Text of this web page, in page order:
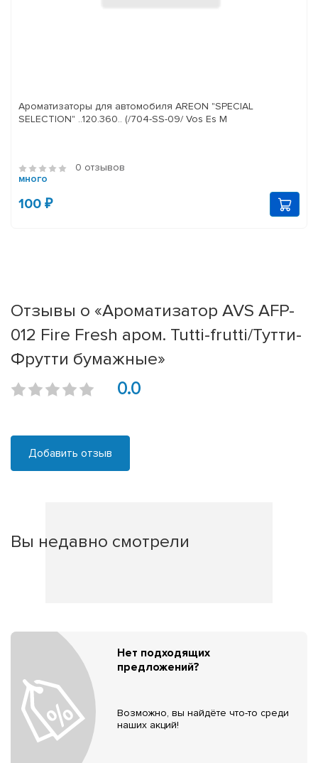
Ароматизаторы для автомобиля AREON "SPECIAL
SELECTION" ..120.360.. (/704-SS-09/ Vos Es M
0 отзывов
много
100 ₽
Отзывы о «Ароматизатор AVS AFP-
012 Fire Fresh аром. Tutti-frutti/Тутти-
Фрутти бумажные»
0.0
Добавить отзыв
Вы недавно смотрели
Нет подходящих
предложений?
Возможно, вы найдёте что-то среди
наших акций!